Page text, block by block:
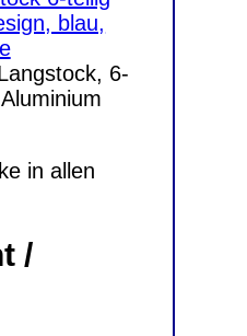
6-
in allen
/